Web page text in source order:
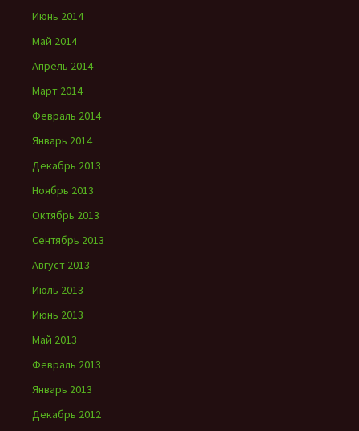
Июнь 2014
Май 2014
Апрель 2014
Март 2014
Февраль 2014
Январь 2014
Декабрь 2013
Ноябрь 2013
Октябрь 2013
Сентябрь 2013
Август 2013
Июль 2013
Июнь 2013
Май 2013
Февраль 2013
Январь 2013
Декабрь 2012